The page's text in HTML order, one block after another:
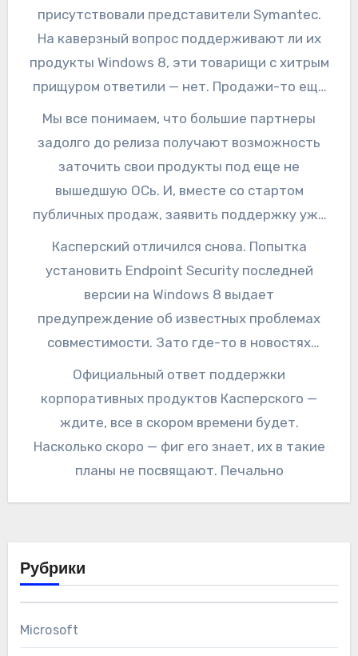
присутствовали представители Symantec.
На каверзный вопрос поддерживают ли их
продукты Windows 8, эти товарищи с хитрым
прищуром ответили — нет. Продажи-то еще
не стартовали, поэтому говорить о
резко и сразу начнет все поддерживать
Мы все понимаем, что большие партнеры
задолго до релиза получают возможность
заточить свои продукты под еще не
вышедшую ОСь. И, вместе со стартом
публичных продаж, заявить поддержку уже
готовой ОСи. Но это же так только большие и
правильные компании поступают.
Касперский отличился снова. Попытка
установить Endpoint Security последней
версии на Windows 8 выдает
предупреждение об известных проблемах
совместимости. Зато где-то в новостях
фигурирует новость о выпуске домашней
версии антивируса с поддержкой Windows 8.
Это только я такой дурак или
действительно, есть смысл думать в первую
очередь о крупных покупателях? То есть об
Server 2012 в RTM (пусть даже в закрытом
режиме) Касперский должен был
подготовить работоспособную версию как
защиты для Endpoint, так и сервера
Официальный ответ поддержки
корпоративных продуктов Касперского —
ждите, все в скором времени будет.
Насколько скоро — фиг его знает, их в такие
планы не посвящают. Печально
Рубрики
Microsoft